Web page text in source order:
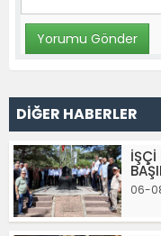
DİĞER HABERLER
İŞÇİ
06-